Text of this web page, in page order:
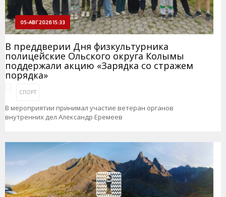
05-АВГ 2026 15:33
В преддверии Дня физкультурника
полицейские Ольского округа Колымы
поддержали акцию «Зарядка со стражем
порядка»
СПОРТ
В мероприятии принимал участие ветеран органов
внутренних дел Александр Еремеев